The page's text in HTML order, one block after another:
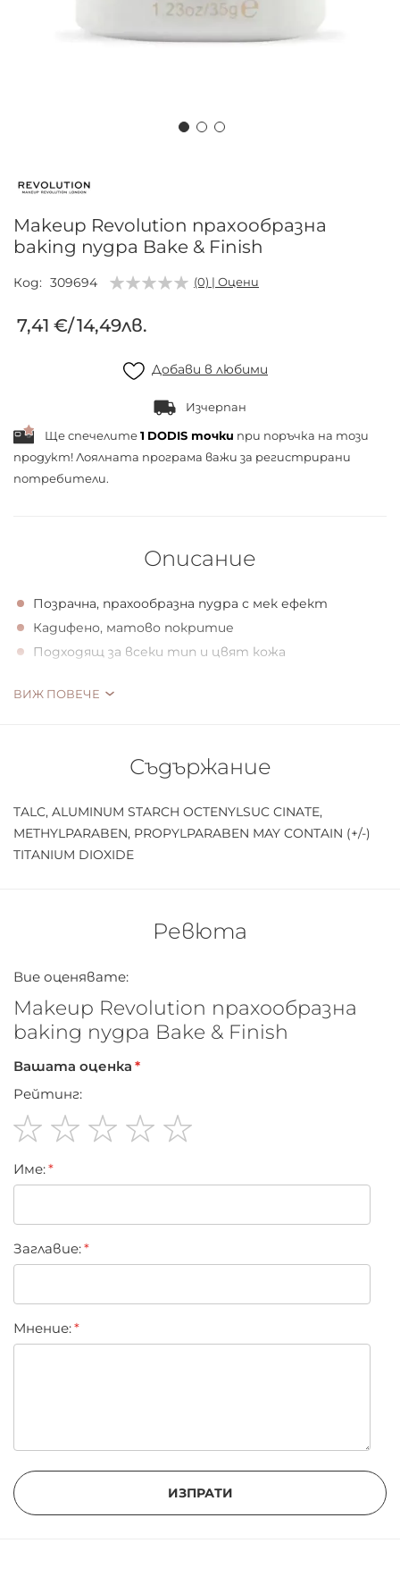
началото
галерия
със
снимки
Makeup Revolution прахообразна
baking пудра Bake & Finish
Код 309694 (0) | Оцени
7,41 €/14,49лв.
Добави в любими
Изчерпан
Ще спечелите1 DODIS точки при поръчка на този
продукт! Лоялната програма важи за регистрирани
потребители.
Описание
Позрачна, прахообразна пудра с мек ефект
Кадифено, матово покритие
Подходящ за всеки тип и цвят кожа
NATURAL
пудрата абсорбират излишното омазняване и
ВИЖ ПОВЕЧЕ
Съдържание
TALC, ALUMINUM STARCH OCTENYLSUC CINATE,
METHYLPARABEN, PROPYLPARABEN MAY CONTAIN (+/-)
TITANIUM DIOXIDE
Ревюта
Вие оценявате:
Makeup Revolution прахообразна
baking пудра Bake & Finish
Вашата оценка
Рейтинг:
star
stars
stars
stars
stars
Име:
Заглавиe:
Мнение:
ИЗПРАТИ